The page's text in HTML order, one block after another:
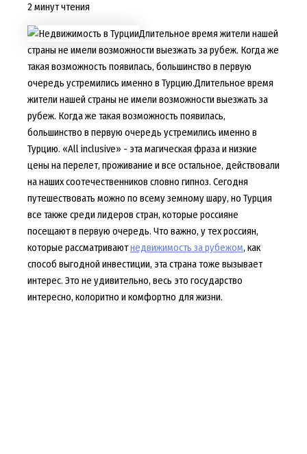
2 минут чтения
Длительное время жители нашей
страны не имели возможности выезжать за рубеж. Когда же
такая возможность появилась, большинство в первую
очередь устремились именно в Турцию.Длительное время
жители нашей страны не имели возможности выезжать за
рубеж. Когда же такая возможность появилась,
большинство в первую очередь устремились именно в
Турцию. «All inclusive» - эта магическая фраза и низкие
цены на перелет, проживание и все остальное, действовали
на наших соотечественников словно гипноз. Сегодня
путешествовать можно по всему земному шару, но Турция
все также среди лидеров стран, которые россияне
посещают в первую очередь. Что важно, у тех россиян,
которые рассматриваютнедвижимость за рубежом, как
способ выгодной инвестиции, эта страна тоже вызывает
интерес. Это не удивительно, весь это государство
интересно, колоритно и комфортно для жизни.